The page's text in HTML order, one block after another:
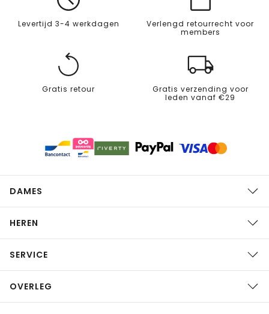
Levertijd 3-4 werkdagen
Verlengd retourrecht voor
members
Gratis retour
Gratis verzending voor
leden vanaf €29
DAMES
HEREN
SERVICE
OVERLEG